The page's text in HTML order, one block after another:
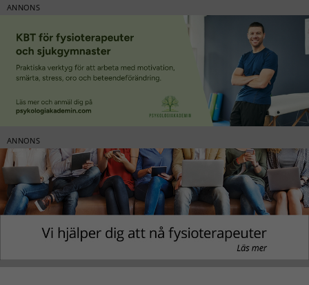
ANNONS
ANNONS